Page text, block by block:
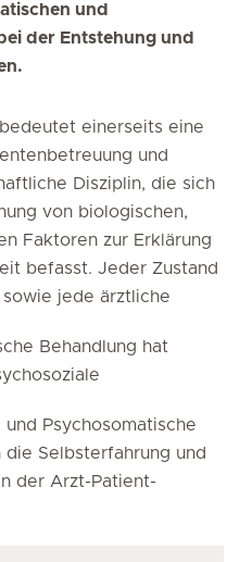
und
der Entstehung und
einerseits eine
und
Disziplin, die sich
von biologischen,
Faktoren zur Erklärung
befasst. Jeder Zustand
jede ärztliche
Behandlung hat
Psychosomatische
Selbsterfahrung und
der Arzt-Patient-